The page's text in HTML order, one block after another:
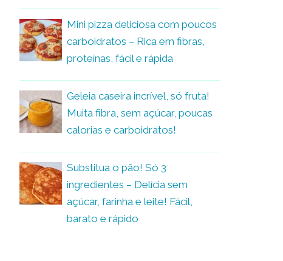
Mini pizza deliciosa com poucos
carboidratos – Rica em fibras,
proteínas, fácil e rápida
Geleia caseira incrível, só fruta!
Muita fibra, sem açúcar, poucas
calorias e carboidratos!
Substitua o pão! Só 3
ingredientes – Delícia sem
açúcar, farinha e leite! Fácil,
barato e rápido